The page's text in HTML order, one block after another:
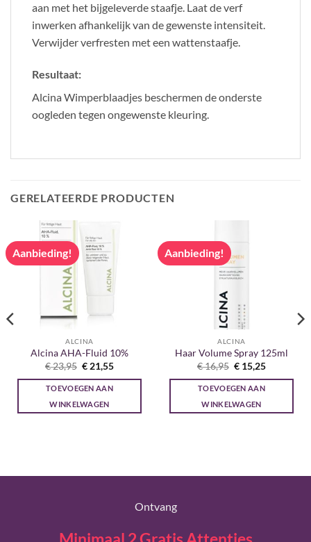
aan met het bijgeleverde staafje. Laat de verf
inwerken afhankelijk van de gewenste intensiteit.
Verwijder verfresten met een wattenstaafje.
Resultaat:
Alcina Wimperblaadjes beschermen de onderste
oogleden tegen ongewenste kleuring.
GERELATEERDE PRODUCTEN
Aanbieding!
ALCINA
Alcina AHA-Fluid 10%
€23,95 Oorspronkelijke
prijs
was:
€ 23,95.
€ 21,55Huidige
is:
TOEVOEGEN AAN
WINKELWAGEN
Aanbieding!
ALCINA
Haar Volume Spray 125ml
€16,95 Oorspronkelijke
prijs
was:
€ 16,95.
€ 15,25Huidige
is:
TOEVOEGEN AAN
WINKELWAGEN
Ontvang